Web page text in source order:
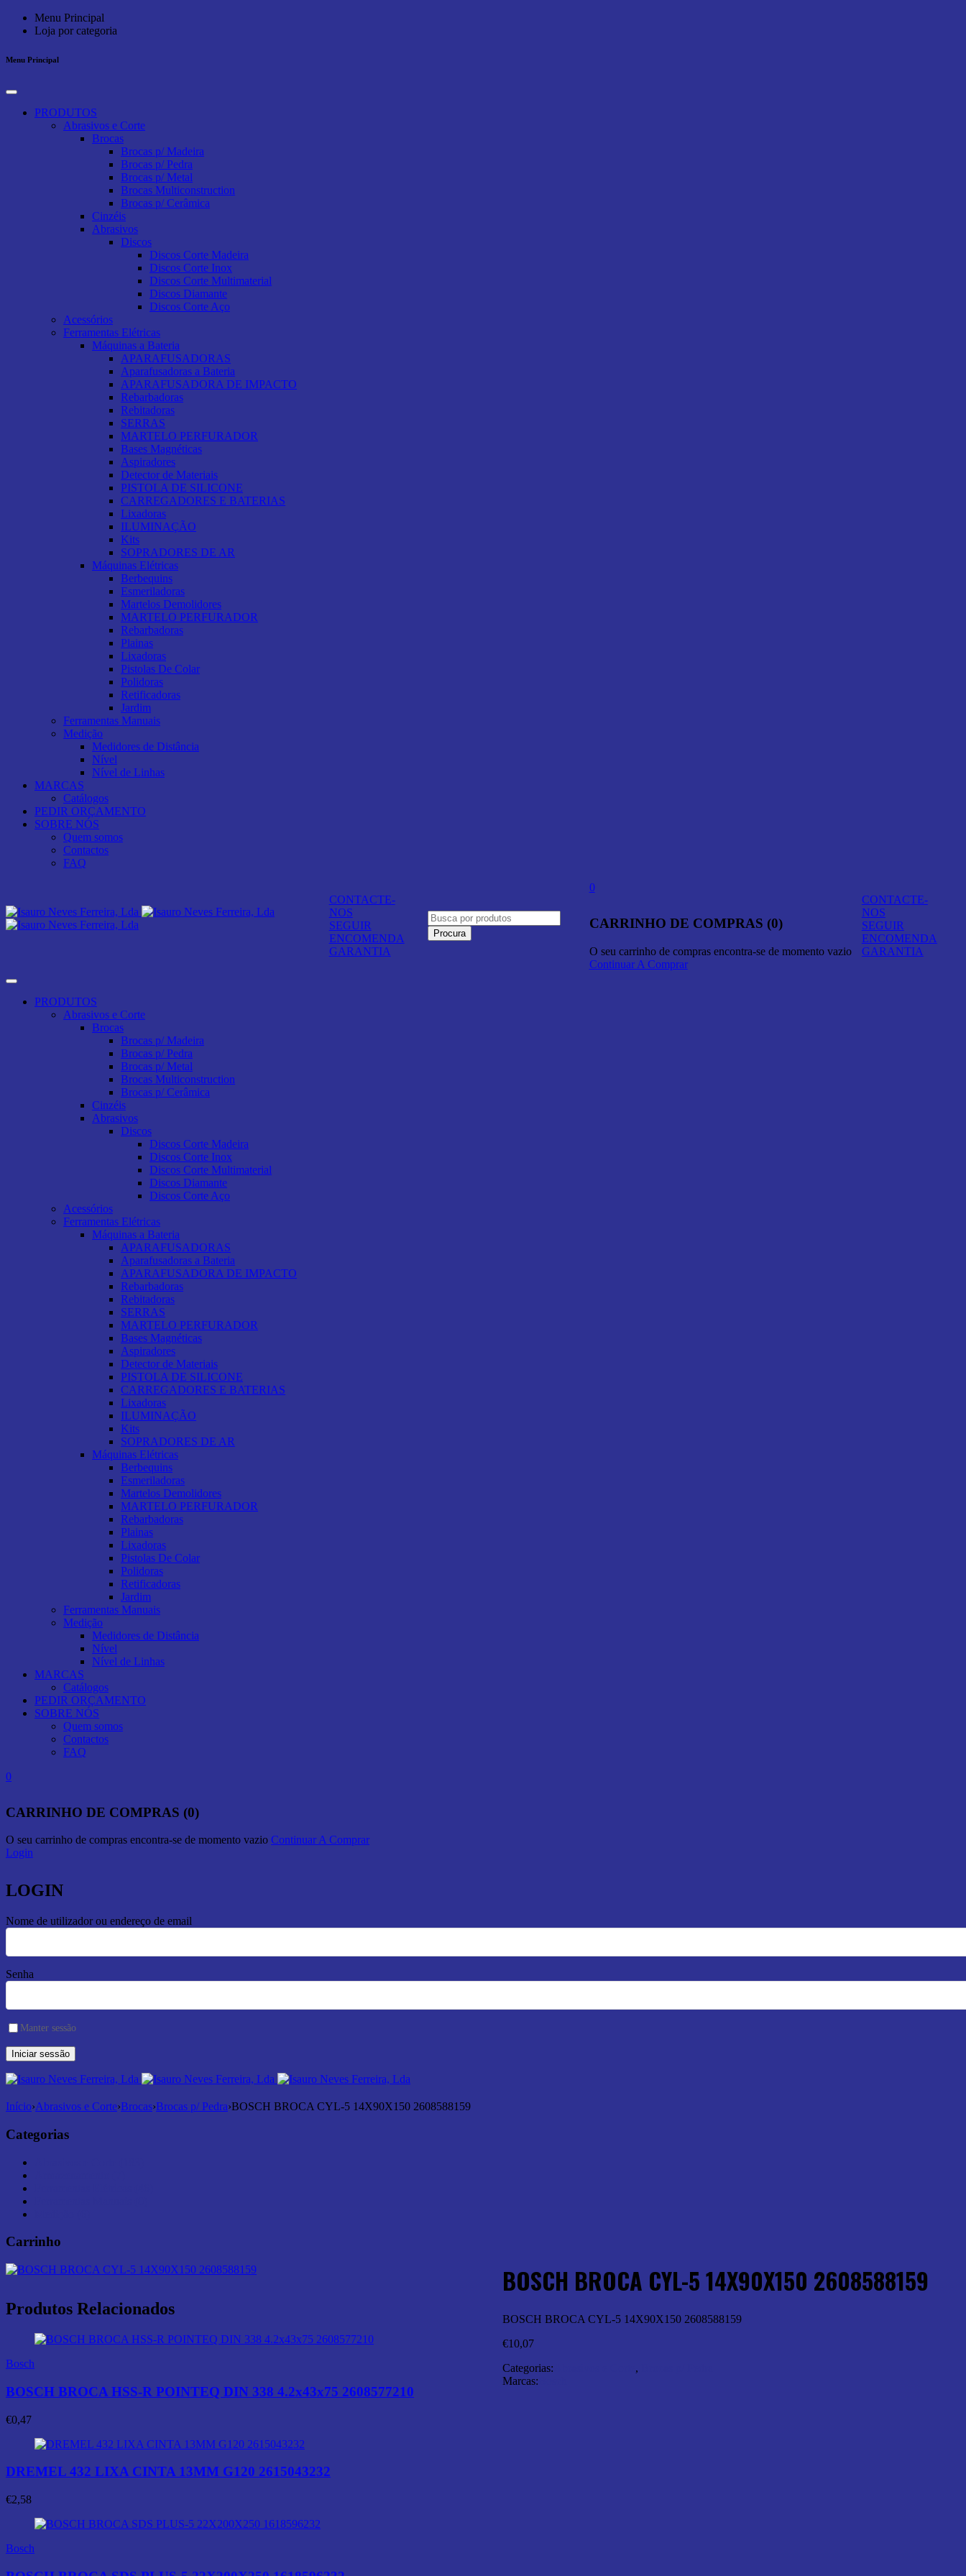
Menu Principal
Loja por categoria
Menu Principal
PRODUTOS
Abrasivos e Corte
Brocas
Brocas p/ Madeira
Brocas p/ Pedra
Brocas p/ Metal
Brocas Multiconstruction
Brocas p/ Cerâmica
Cinzéis
Abrasivos
Discos
Discos Corte Madeira
Discos Corte Inox
Discos Corte Multimaterial
Discos Diamante
Discos Corte Aço
Acessórios
Ferramentas Elétricas
Máquinas a Bateria
APARAFUSADORAS
Aparafusadoras a Bateria
APARAFUSADORA DE IMPACTO
Rebarbadoras
Rebitadoras
SERRAS
MARTELO PERFURADOR
Bases Magnéticas
Aspiradores
Detector de Materiais
PISTOLA DE SILICONE
CARREGADORES E BATERIAS
Lixadoras
ILUMINAÇÃO
Kits
SOPRADORES DE AR
Máquinas Elétricas
Berbequins
Esmeriladoras
Martelos Demolidores
MARTELO PERFURADOR
Rebarbadoras
Plainas
Lixadoras
Pistolas De Colar
Polidoras
Retificadoras
Jardim
Ferramentas Manuais
Medição
Medidores de Distância
Nível
Nível de Linhas
MARCAS
Catálogos
PEDIR ORÇAMENTO
SOBRE NÓS
Quem somos
Contactos
FAQ
CONTACTE-
NOS
SEGUIR
ENCOMENDA
GARANTIA
0
CARRINHO DE COMPRAS (0)
O seu carrinho de compras encontra-se de momento vazio
Continuar A Comprar
CONTACTE-
NOS
SEGUIR
ENCOMENDA
GARANTIA
PRODUTOS
Abrasivos e Corte
Brocas
Brocas p/ Madeira
Brocas p/ Pedra
Brocas p/ Metal
Brocas Multiconstruction
Brocas p/ Cerâmica
Cinzéis
Abrasivos
Discos
Discos Corte Madeira
Discos Corte Inox
Discos Corte Multimaterial
Discos Diamante
Discos Corte Aço
Acessórios
Ferramentas Elétricas
Máquinas a Bateria
APARAFUSADORAS
Aparafusadoras a Bateria
APARAFUSADORA DE IMPACTO
Rebarbadoras
Rebitadoras
SERRAS
MARTELO PERFURADOR
Bases Magnéticas
Aspiradores
Detector de Materiais
PISTOLA DE SILICONE
CARREGADORES E BATERIAS
Lixadoras
ILUMINAÇÃO
Kits
SOPRADORES DE AR
Máquinas Elétricas
Berbequins
Esmeriladoras
Martelos Demolidores
MARTELO PERFURADOR
Rebarbadoras
Plainas
Lixadoras
Pistolas De Colar
Polidoras
Retificadoras
Jardim
Ferramentas Manuais
Medição
Medidores de Distância
Nível
Nível de Linhas
MARCAS
Catálogos
PEDIR ORÇAMENTO
SOBRE NÓS
Quem somos
Contactos
FAQ
0
CARRINHO DE COMPRAS (0)
O seu carrinho de compras encontra-se de momento vazio Continuar A Comprar
Login
LOGIN
Nome de utilizador ou endereço de email
Senha
Manter sessão
Início›Abrasivos e Corte›Brocas›Brocas p/ Pedra›BOSCH BROCA CYL-5 14X90X150 2608588159
Categorias
Carrinho
BOSCH BROCA CYL-5 14X90X150 2608588159
BOSCH BROCA CYL-5 14X90X150 2608588159
€10,07
Categorias:
,
Marcas:
Produtos Relacionados
Bosch
BOSCH BROCA HSS-R POINTEQ DIN 338 4.2x43x75 2608577210
€0,47
DREMEL 432 LIXA CINTA 13MM G120 2615043232
€2,58
Bosch